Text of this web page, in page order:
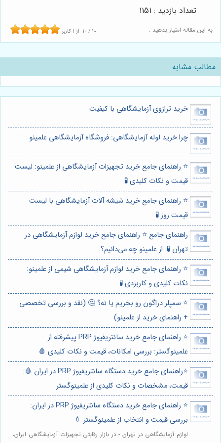
به این مقاله امتیاز بدهید : 10 / 10 از 1 کاربر
تعداد بازدید : 1151
مطالب مشابه
خرید ترازوی آزمایشگاهی با کیفیت
چرا خرید لوله آزمایشگاهی: فروشگاه آزمایشگاهی علمینو
⭐️ راهنمای جامع خرید تجهیزات آزمایشگاهی از علمینو: لیست
قیمت و نکات کلیدی 🧪
⭐️ راهنمای جامع خرید شیشه آلات آزمایشگاهی با لیست
قیمت روز 🧪
راهنمای جامع ⭐️ راهنمای جامع خرید لوازم آزمایشگاهی در
تهران 🧪: از علمینو چه می‌دانیم؟
⭐️ راهنمای جامع خرید لوازم آزمایشگاهی شیمی از علمینو:
نکات کلیدی و کاربردی 🧪
⭐️ سمپلر دراگون رو بخریم یا نه؟ 🤔 (نقد و بررسی تخصصی
+ راهنمای خرید از علمینو)
⭐️ راهنمای جامع خرید سانتریفیوژ PRP پیشرفته از
علمینوگستر: بررسی امکانات، قیمت و نکات کلیدی 🩸
⭐️راهنمای جامع خرید دستگاه سانتریفیوژ PRP در ایران 🩸:
قیمت، مشخصات و نکات کلیدی از علمینوگستر
⭐️ راهنمای جامع خرید دستگاه سانتریفیوژ PRP در ایران:
بررسی قیمت و انتخاب از علمینوگستر 💉
لوازم آزمایشگاهی در تهران - در بازار رقابتی تجهیزات آزمایشگاهی ایران،